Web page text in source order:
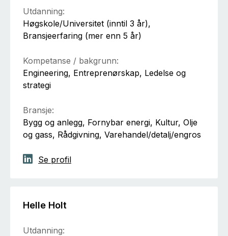
Utdanning:
Høgskole/Universitet (inntil 3 år),
Bransjeerfaring (mer enn 5 år)
Kompetanse / bakgrunn:
Engineering, Entreprenørskap, Ledelse og
strategi
Bransje:
Bygg og anlegg, Fornybar energi, Kultur, Olje
og gass, Rådgivning, Varehandel/detalj/engros
Se profil
Helle Holt
Utdanning: